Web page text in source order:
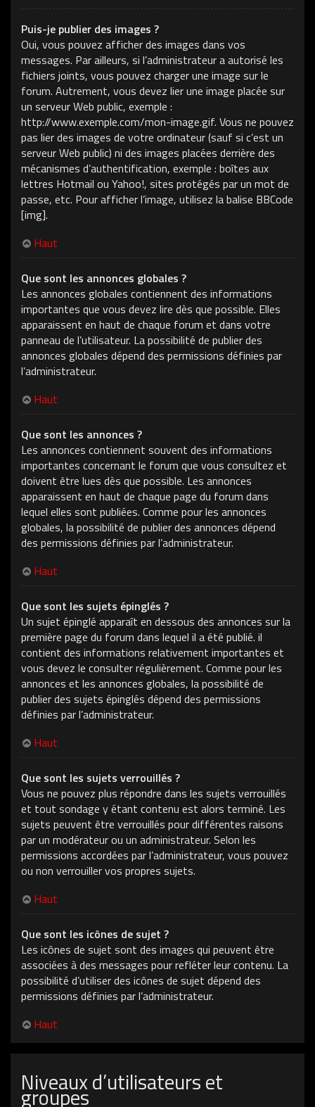
Puis-je publier des images ?
Oui, vous pouvez afficher des images dans vos
messages. Par ailleurs, si l’administrateur a autorisé les
fichiers joints, vous pouvez charger une image sur le
forum. Autrement, vous devez lier une image placée sur
un serveur Web public, exemple :
http://www.exemple.com/mon-image.gif. Vous ne pouvez
pas lier des images de votre ordinateur (sauf si c’est un
serveur Web public) ni des images placées derrière des
mécanismes d’authentification, exemple : boîtes aux
lettres Hotmail ou Yahoo!, sites protégés par un mot de
passe, etc. Pour afficher l’image, utilisez la balise BBCode
[img].
Haut
Que sont les annonces globales ?
Les annonces globales contiennent des informations
importantes que vous devez lire dès que possible. Elles
apparaissent en haut de chaque forum et dans votre
panneau de l’utilisateur. La possibilité de publier des
annonces globales dépend des permissions définies par
l’administrateur.
Haut
Que sont les annonces ?
Les annonces contiennent souvent des informations
importantes concernant le forum que vous consultez et
doivent être lues dès que possible. Les annonces
apparaissent en haut de chaque page du forum dans
lequel elles sont publiées. Comme pour les annonces
globales, la possibilité de publier des annonces dépend
des permissions définies par l’administrateur.
Haut
Que sont les sujets épinglés ?
Un sujet épinglé apparaît en dessous des annonces sur la
première page du forum dans lequel il a été publié. il
contient des informations relativement importantes et
vous devez le consulter régulièrement. Comme pour les
annonces et les annonces globales, la possibilité de
publier des sujets épinglés dépend des permissions
définies par l’administrateur.
Haut
Que sont les sujets verrouillés ?
Vous ne pouvez plus répondre dans les sujets verrouillés
et tout sondage y étant contenu est alors terminé. Les
sujets peuvent être verrouillés pour différentes raisons
par un modérateur ou un administrateur. Selon les
permissions accordées par l’administrateur, vous pouvez
ou non verrouiller vos propres sujets.
Haut
Que sont les icônes de sujet ?
Les icônes de sujet sont des images qui peuvent être
associées à des messages pour refléter leur contenu. La
possibilité d’utiliser des icônes de sujet dépend des
permissions définies par l’administrateur.
Haut
Niveaux d’utilisateurs et
groupes